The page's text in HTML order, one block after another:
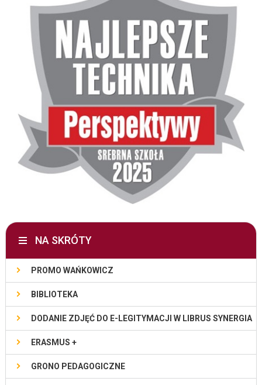
NA SKRÓTY
PROMO WAŃKOWICZ
BIBLIOTEKA
DODANIE ZDJĘĆ DO E-LEGITYMACJI W LIBRUS SYNERGIA
ERASMUS +
GRONO PEDAGOGICZNE